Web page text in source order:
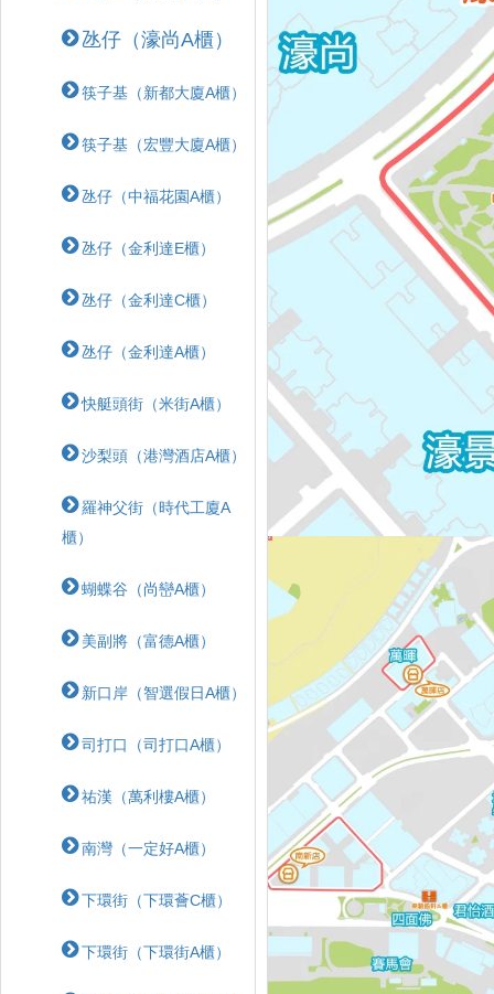
氹仔（濠尚A櫃）
筷子基（新都大廈A櫃）
筷子基（宏豐大廈A櫃）
氹仔（中福花園A櫃）
氹仔（金利達E櫃）
氹仔（金利達C櫃）
氹仔（金利達A櫃）
快艇頭街（米街A櫃）
沙梨頭（港灣酒店A櫃）
羅神父街（時代工廈A
櫃）
蝴蝶⾕（尚巒A櫃）
美副將（富德A櫃）
新口岸（智選假日A櫃）
司打口（司打口A櫃）
祐漢（萬利樓A櫃）
南灣（一定好A櫃）
下環街（下環薈C櫃）
下環街（下環街A櫃）